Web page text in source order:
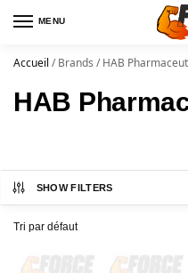
MENU
Accueil /Brands /HAB
HAB
SHOW FILTERS